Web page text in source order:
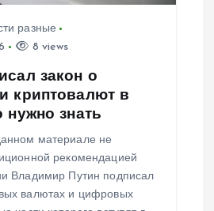
разные
8 views
закон о
криптовалют в
нужно знать
материале не
рекомендацией
Владимир Путин подписал
валютах и цифровых